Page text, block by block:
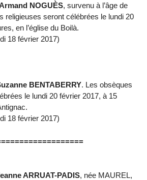
NOGUÈS, survenu à l’âge de
religieuses seront célébrées le lundi 20
en l’église du Boilà.
18 février 2017)
BENTABERRY. Les obsèques
le lundi 20 février 2017, à 15
18 février 2017)
ARRUAT-PADIS, née MAUREL,